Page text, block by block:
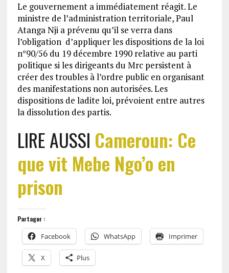
Le gouvernement a immédiatement réagit. Le
ministre de l’administration territoriale, Paul
Atanga Nji a prévenu qu’il se verra dans
l’obligation d’appliquer les dispositions de la loi
n°90/56 du 19 décembre 1990 relative au parti
politique si les dirigeants du Mrc persistent à
créer des troubles à l’ordre public en organisant
des manifestations non autorisées. Les
dispositions de ladite loi, prévoient entre autres
la dissolution des partis.
LIRE AUSSI Cameroun: Ce
que vit Mebe Ngo’o en
prison
Partager :
Facebook WhatsApp Imprimer
X Plus